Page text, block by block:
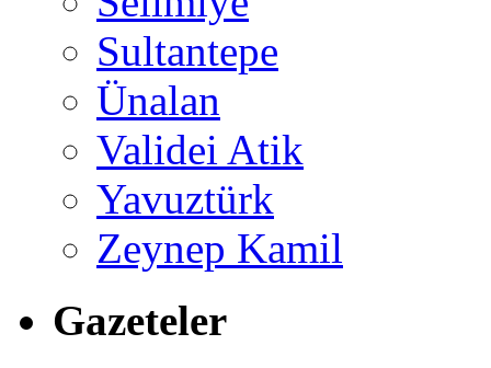
Sultantepe
Ünalan
Validei Atik
Yavuztürk
Zeynep Kamil
Gazeteler